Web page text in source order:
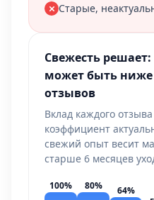
Старые,
Свежесть
может быть
отзывов
Вклад каждого
коэффициент
свежий опыт весит
старше 6 месяцев
100% 80% 64%